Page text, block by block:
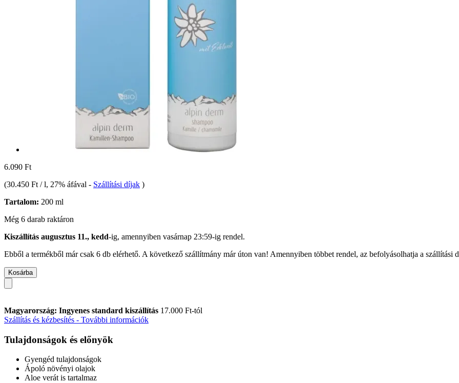
6.090 Ft
(30.450 Ft / l, 27% áfával - Szállítási díjak )
Tartalom: 200 ml
Még 6 darab raktáron
Kiszállítás augusztus 11., kedd-ig, amennyiben vasárnap 23:59-ig rendel.
Ebből a termékből már csak 6 db elérhető. A következő szállítmány már úton van! Amennyiben többet rendel, az befolyásolhatja a szállítási
Kosárba
Magyarország: Ingyenes standard kiszállítás 17.000 Ft-tól
Szállítás és kézbesítés - További információk
Tulajdonságok és előnyök
Gyengéd tulajdonságok
Ápoló növényi olajok
Aloe verát is tartalmaz